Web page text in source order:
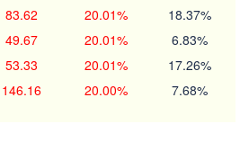
83.62 20.01% 18.37%
49.67 20.01% 6.83%
53.33 20.01% 17.26%
146.16 20.00% 7.68%